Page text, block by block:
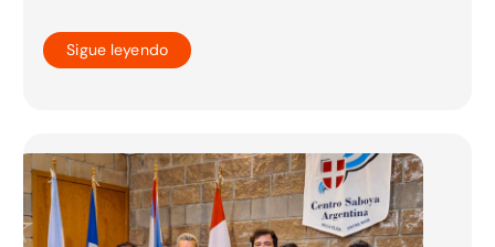
Sigue leyendo